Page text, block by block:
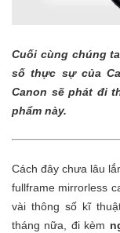
Cuối cùng chúng
số thực sự của
Canon sẽ phát đi
phẩm này.
Cách đây chưa lâu
fullframe mirrorless
vài thông số kĩ
tháng nữa, đi kèm